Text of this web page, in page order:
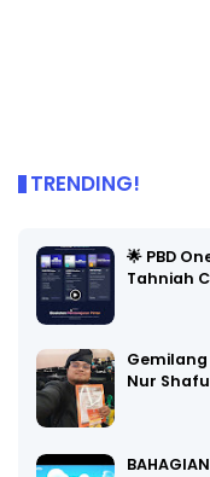
TRENDING!
🌟 PBD
Tahniah
Nur